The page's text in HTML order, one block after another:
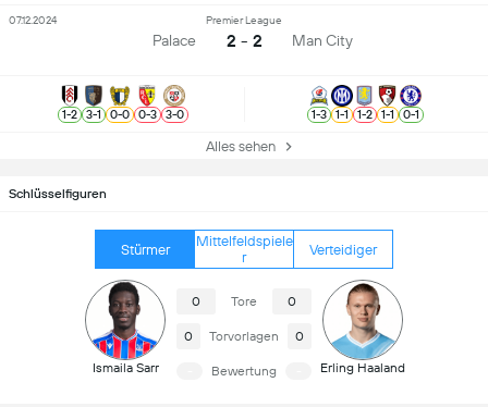
Schlüsselfiguren
Stürmer
Mittelfeldspiele
r
Verteidiger
Ismaila Sarr
0 Tore 0
0 Torvorlagen 0
Bewertung Erling Haaland
Palace
Premier League
2 - 2 Man City
07.12.2024
1-2 3-1 0-0 0-3 3-0 1-3 1-1 1-2 1-1 0-1
Alles sehen